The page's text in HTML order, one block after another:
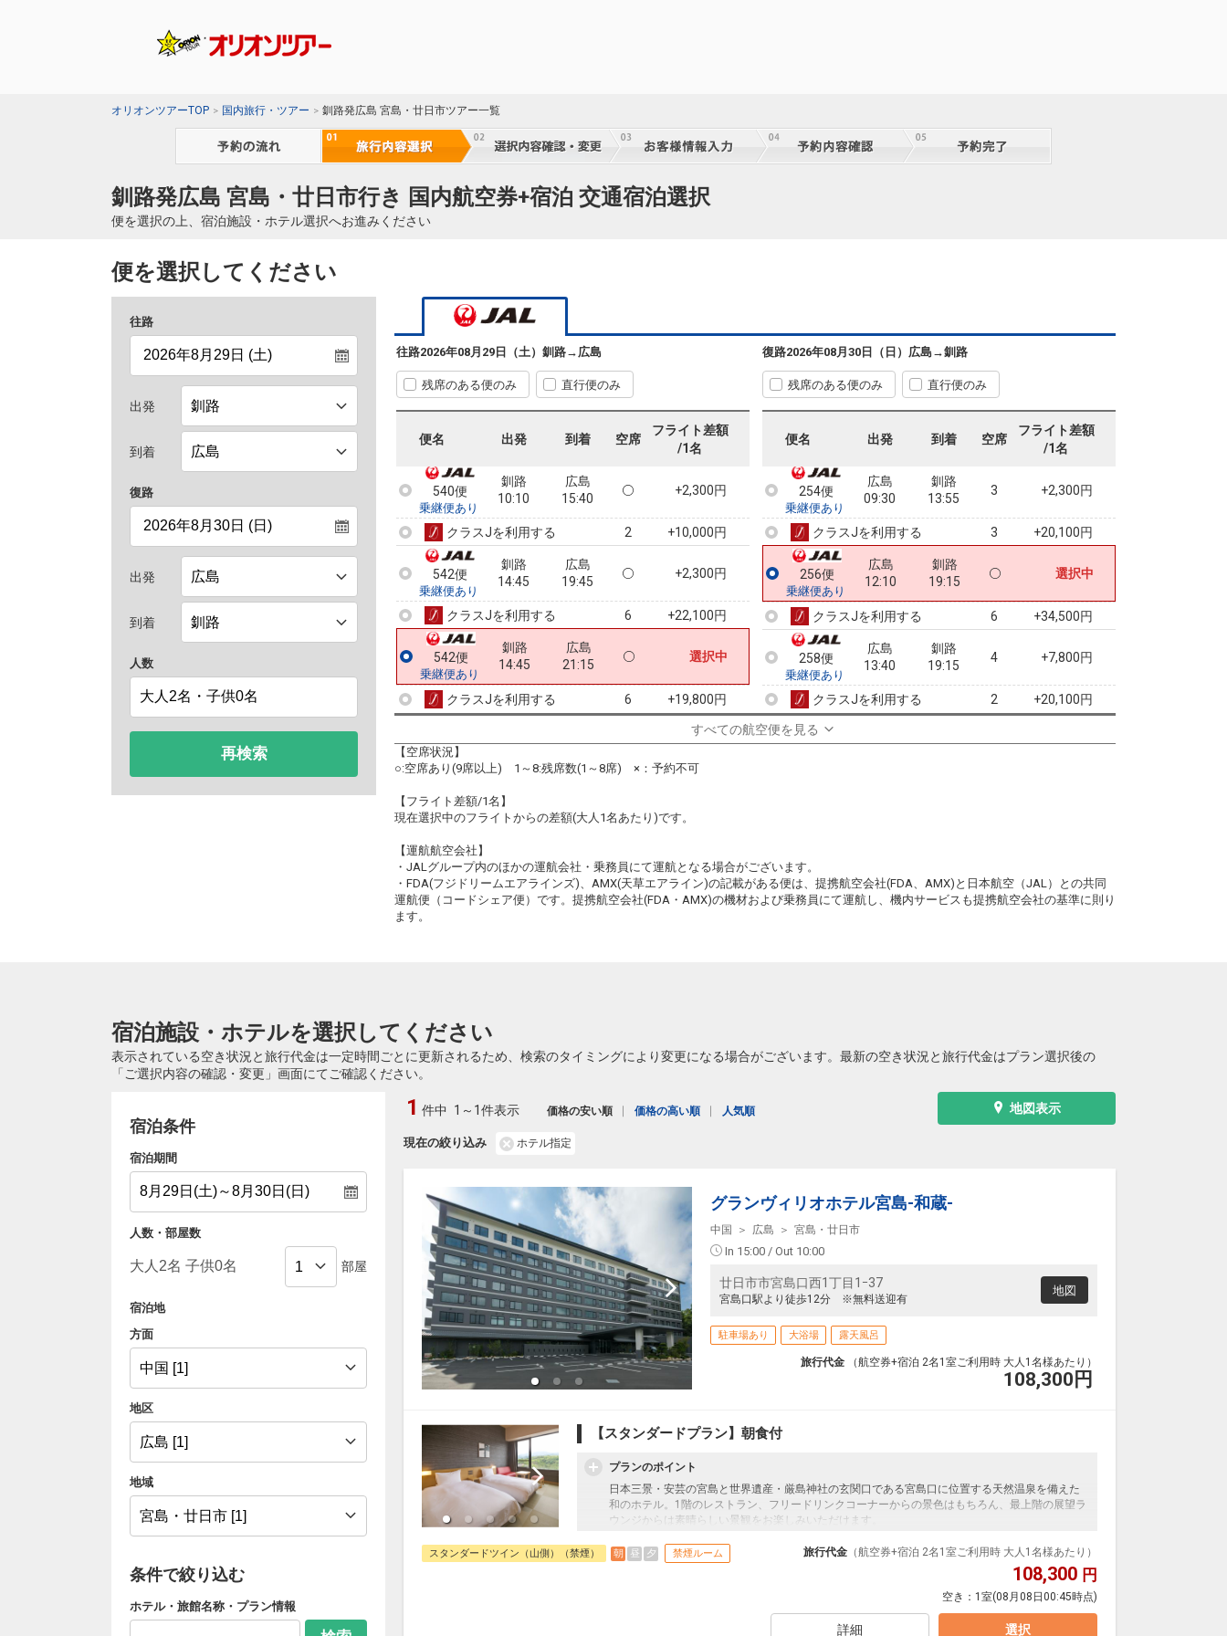
オリオンツアーTOP 国内旅行・ツアー 釧路発広島 宮島・廿日市ツアー一覧
釧路発広島 宮島・廿日市行き 国内航空券+宿泊 交通宿泊選択
便を選択の上、宿泊施設・ホテル選択へお進みください
便を選択してください
往路
出発
到着
復路
出発
到着
人数
再検索
往路2026年08月29日（土） 釧路→ 広島
残席のある便のみ 直行便のみ
便名 出発 到着 空席
フライト差額
/1名
540便
乗継便あり
釧路
10:10
広島
15:40
+2,300円
クラスJを利用する 2 +10,000円
542便
乗継便あり
釧路
14:45
広島
19:45
+2,300円
クラスJを利用する 6 +22,100円
542便
乗継便あり
釧路
14:45
広島
21:15
選択中
クラスJを利用する 6 +19,800円
復路2026年08月30日（日） 広島 →釧路
残席のある便のみ 直行便のみ
便名 出発 到着 空席
フライト差額
/1名
252便
広島
07:35
釧路
13:55
+0円
クラスJを利用する +7,700円
254便
乗継便あり
広島
09:30
釧路
13:55
3 +2,300円
クラスJを利用する 3 +20,100円
256便
乗継便あり
広島
12:10
釧路
19:15
選択中
クラスJを利用する 6 +34,500円
258便
乗継便あり
広島
13:40
釧路
19:15
4 +7,800円
クラスJを利用する 2 +20,100円
すべての航空便を見る
【空席状況】
○:空席あり(9席以上) 1～8:残席数(1～8席) ×：予約不可
【フライト差額/1名】
現在選択中のフライトからの差額(大人1名あたり)です。
【運航航空会社】
・JALグループ内のほかの運航会社・乗務員にて運航となる場合がございます。
・FDA(フジドリームエアラインズ)、AMX(天草エアライン)の記載がある便は、提携航空会社(FDA、AMX)と日本航空（JAL）との共同
運航便（コードシェア便）です。提携航空会社(FDA・AMX)の機材および乗務員にて運航し、機内サービスも提携航空会社の基準に則り
ます。
宿泊施設・ホテルを選択してください
表示されている空き状況と旅行代金は一定時間ごとに更新されるため、検索のタイミングにより変更になる場合がございます。最新の空き状況と旅行代金はプラン選択後の
「ご選択内容の確認・変更」画面にてご確認ください。
宿泊条件
宿泊期間
人数・部屋数
部屋
宿泊地
方面
地区
地域
条件で絞り込む
ホテル・旅館名称・プラン情報
地図表示
現在の絞り込み ホテル指定
1 件中 1～1件表示 価格の安い順 価格の高い順 人気順
グランヴィリオホテル宮島-和蔵-
中国 広島 宮島・廿日市
In 15:00 / Out 10:00
廿日市市宮島口西1丁目1ｰ37
宮島口駅より徒歩12分 ※無料送迎有
地図
駐車場あり 大浴場 露天風呂
旅行代金 （航空券+宿泊 2名1室ご利用時 大人1名様あたり）
108,300 円
【スタンダードプラン】朝食付
プランのポイント
日本三景・安芸の宮島と世界遺産・厳島神社の玄関口である宮島口に位置する天然温泉を備えた
和のホテル。1階のレストラン、フリードリンクコーナーからの景色はもちろん、最上階の展望ラ
ウンジからは素晴らしい景観をお楽しみいただけます。
【朝食のご案内】
「宮島」を対岸に望める眺望のレストラン。地産地消をコンセプトに和食膳と共に揚げたての天
麩羅などもお召し上がりいただけます。お客様七輪で焼いていただく炙り物もご用意しており、
パチパチと焼ける音を聞きながら、お好きな焼き加減が調整可能です。当ホテル自慢のあたたか
い朝ごはんをぜひお召し上がりください。
スタンダードツイン（山側）（禁煙） 朝 昼 夕 禁煙ルーム 旅行代金 （航空券+宿泊 2名1室ご利用時 大人1名様あたり）
108,300 円
空き： 1室(08月08日00:45時点)
詳細 選択